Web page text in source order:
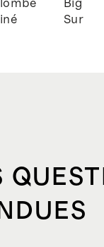
Big
Sur